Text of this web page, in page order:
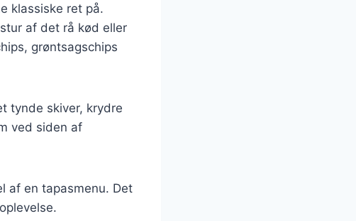
klassiske ret på.
af det rå kød eller
grøntsagschips
tynde skiver, krydre
ved siden af
af en tapasmenu. Det